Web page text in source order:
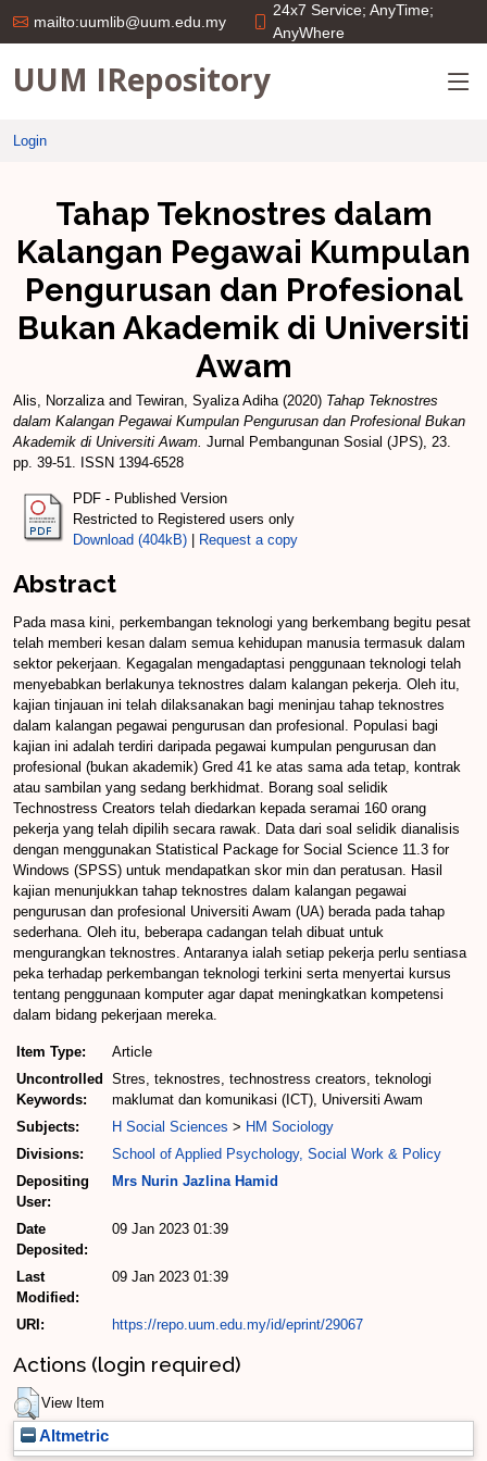
mailto:uumlib@uum.edu.my
24x7 Service; AnyTime;
AnyWhere
UUM IRepository
Login
Tahap Teknostres dalam
Kalangan Pegawai Kumpulan
Pengurusan dan Profesional
Bukan Akademik di Universiti
Awam
Alis, Norzalizaand Tewiran, Syaliza Adiha(2020) Tahap Teknostres
dalam Kalangan Pegawai Kumpulan Pengurusan dan Profesional Bukan
Akademik di Universiti Awam. Jurnal Pembangunan Sosial (JPS), 23.
pp. 39-51. ISSN 1394-6528
PDF - Published Version
Restricted to Registered users only
Download (404kB)
Request a copy
Abstract
Pada masa kini, perkembangan teknologi yang berkembang begitu pesat
telah memberi kesan dalam semua kehidupan manusia termasuk dalam
sektor pekerjaan. Kegagalan mengadaptasi penggunaan teknologi telah
menyebabkan berlakunya teknostres dalam kalangan pekerja. Oleh itu,
kajian tinjauan ini telah dilaksanakan bagi meninjau tahap teknostres
dalam kalangan pegawai pengurusan dan profesional. Populasi bagi
kajian ini adalah terdiri daripada pegawai kumpulan pengurusan dan
profesional (bukan akademik) Gred 41 ke atas sama ada tetap, kontrak
atau sambilan yang sedang berkhidmat. Borang soal selidik
Technostress Creators telah diedarkan kepada seramai 160 orang
pekerja yang telah dipilih secara rawak. Data dari soal selidik dianalisis
dengan menggunakan Statistical Package for Social Science 11.3 for
Windows (SPSS) untuk mendapatkan skor min dan peratusan. Hasil
kajian menunjukkan tahap teknostres dalam kalangan pegawai
pengurusan dan profesional Universiti Awam (UA) berada pada tahap
sederhana. Oleh itu, beberapa cadangan telah dibuat untuk
mengurangkan teknostres. Antaranya ialah setiap pekerja perlu sentiasa
peka terhadap perkembangan teknologi terkini serta menyertai kursus
tentang penggunaan komputer agar dapat meningkatkan kompetensi
dalam bidang pekerjaan mereka.
Item Type:
Article
Uncontrolled
Keywords:
Stres, teknostres, technostress creators, teknologi
maklumat dan komunikasi (ICT), Universiti Awam
Subjects:
H Social Sciences > HM Sociology
Divisions:
School of Applied Psychology, Social Work & Policy
Depositing
User:
Mrs Nurin Jazlina Hamid
Date
Deposited:
09 Jan 2023 01:39
Last
Modified:
09 Jan 2023 01:39
URI: https://repo.uum.edu.my/id/eprint/29067
Actions (login required)
View Item
Altmetric